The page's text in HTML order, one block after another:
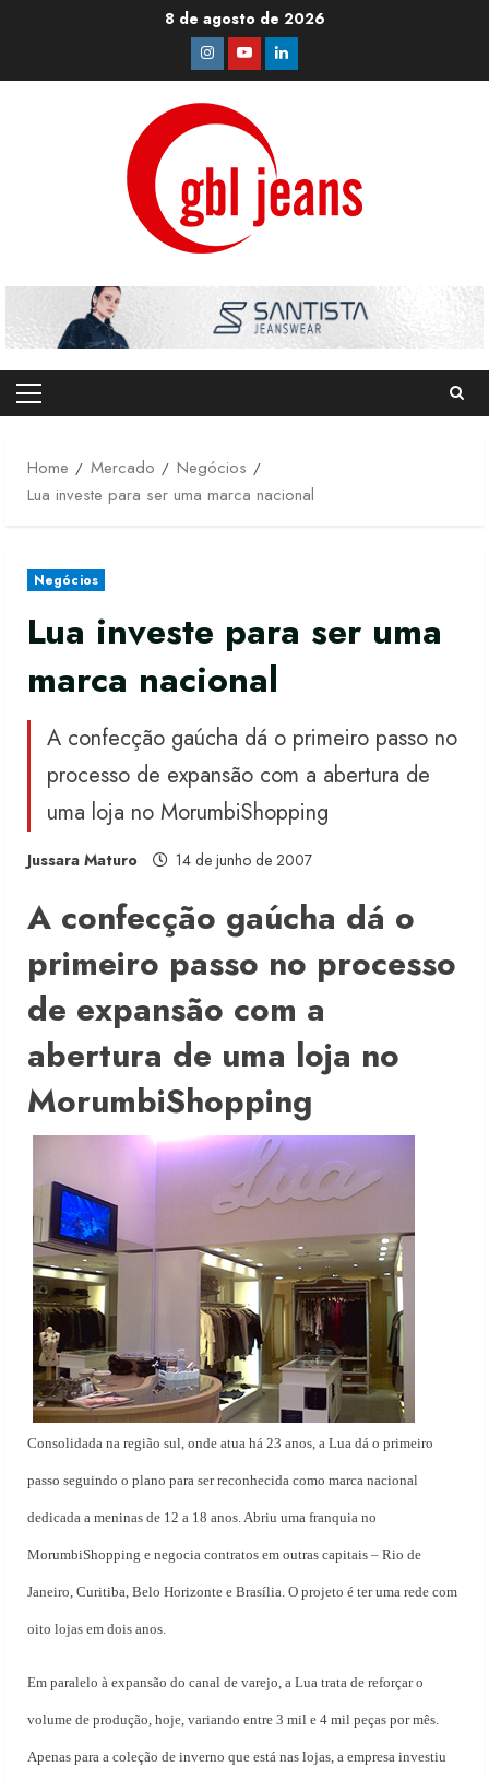
8 de agosto de 2026
Instagram
YoutubeLinkedin
Primary
Home
Mercado
Negócios
Lua investe para ser uma marca nacional
Negócios
Lua investe para ser uma
marca nacional
A confecção gaúcha dá o primeiro passo no
processo de expansão com a abertura de
uma loja no MorumbiShopping
Jussara Maturo 14 de junho de 2007
A confecção gaúcha dá o
primeiro passo no processo
de expansão com a
abertura de uma loja no
MorumbiShopping
Consolidada na região sul, onde atua há 23 anos, a Lua dá o primeiro
passo seguindo o plano para ser reconhecida como marca nacional
dedicada a meninas de 12 a 18 anos. Abriu uma franquia no
MorumbiShopping e negocia contratos em outras capitais – Rio de
Janeiro, Curitiba, Belo Horizonte e Brasília. O projeto é ter uma rede com
oito lojas em dois anos.
Em paralelo à expansão do canal de varejo, a Lua trata de reforçar o
volume de produção, hoje, variando entre 3 mil e 4 mil peças por mês.
Apenas para a coleção de inverno que está nas lojas, a empresa investiu